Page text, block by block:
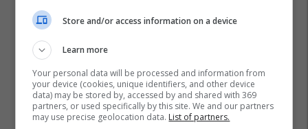
Store and/or access information on a device
Learn more
Your personal data will be processed and information from
your device (cookies, unique identifiers, and other device
data) may be stored by, accessed by and shared with 369
partners, or used specifically by this site. We and our partners
may use precise geolocation data. List of partners.